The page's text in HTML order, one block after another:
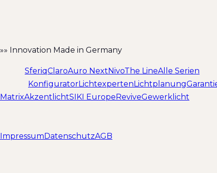
»» Innovation Made in Germany
SferiqClaroAuro Next NivoThe LineAlle Serien
KonfiguratorLichtexperten Lichtplanung
MatrixAkzentlichtSIKI Europe ReviveGewerklicht
Impressum DatenschutzAGB